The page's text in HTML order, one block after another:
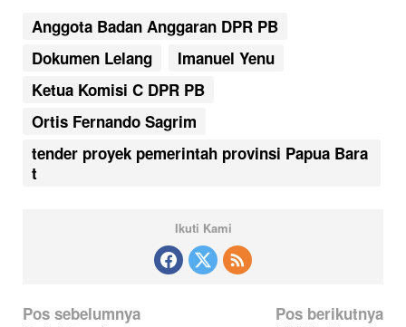
Anggota Badan Anggaran DPR PB
Dokumen Lelang
Imanuel Yenu
Ketua Komisi C DPR PB
Ortis Fernando Sagrim
tender proyek pemerintah provinsi Papua Bara
t
Ikuti Kami
N
Pos sebelumnya
Pos berikutnya